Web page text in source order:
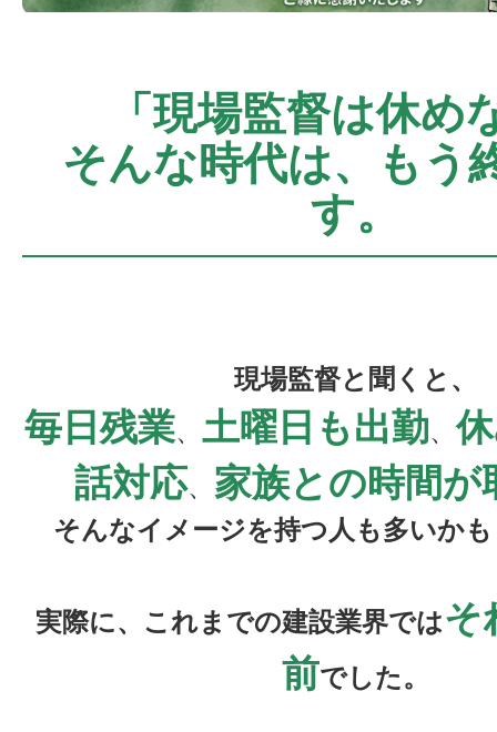
「現場監督は休め
そんな時代は、もう
す。
現場監督と聞くと、
毎日残業、 土曜日も出勤、
話対応、 家族との時間が
そんなイメージを持つ人も多いか
実際に、これまでの建設業界ではそ
前でした。